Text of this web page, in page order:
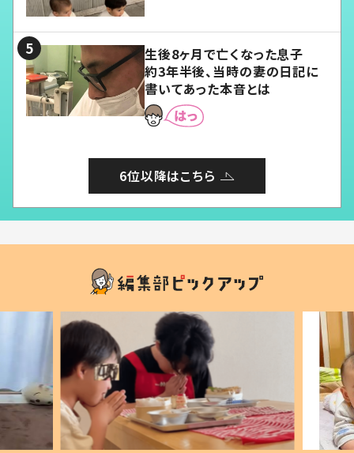
生後8ヶ月で亡くなった息子
約3年半後、当時の妻の日記に
書いてあった本音とは
6位以降はこちら